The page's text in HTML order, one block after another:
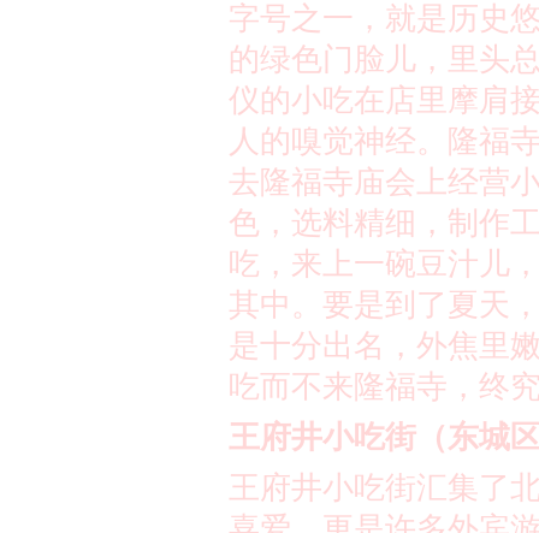
字号之一，就是历史
的绿色门脸儿，里头
仪的小吃在店里摩肩
人的嗅觉神经。隆福
去隆福寺庙会上经营
色，选料精细，制作
吃，来上一碗豆汁儿
其中。要是到了夏天
是十分出名，外焦里
吃而不来隆福寺，终
王府井小吃街（东城
王府井小吃街汇集了